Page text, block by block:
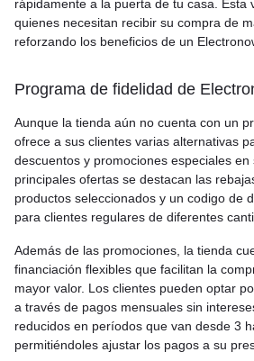
rápidamente a la puerta de tu casa. Esta
quienes necesitan recibir su compra de
reforzando los beneficios de un
Programa de fidelidad de
Aunque la tienda aún no cuenta con un
ofrece a sus clientes varias alternativas
descuentos y promociones especiales
principales ofertas se destacan las
productos seleccionados y un codigo de
para clientes regulares de diferentes
Además de las promociones, la tienda
financiación flexibles que facilitan la
mayor valor. Los clientes pueden optar
a través de pagos mensuales sin
reducidos en períodos que van desde 3
permitiéndoles ajustar los pagos a su